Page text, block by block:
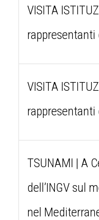
VISITA
rappresentanti
VISITA
rappresentanti
TSUNAMI | A
dell’INGV sul
nel